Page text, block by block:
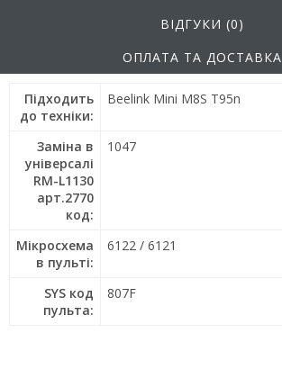
ВІДГУКИ (0)
ОПЛАТА ТА ДОСТАВКА
Підходить
до техніки:
Beelink Mini M8S T95n
Заміна в
універсалі
RM-L1130
арт.2770
код:
1047
Мікросхема
в пульті:
6122 / 6121
SYS код
пульта:
807F